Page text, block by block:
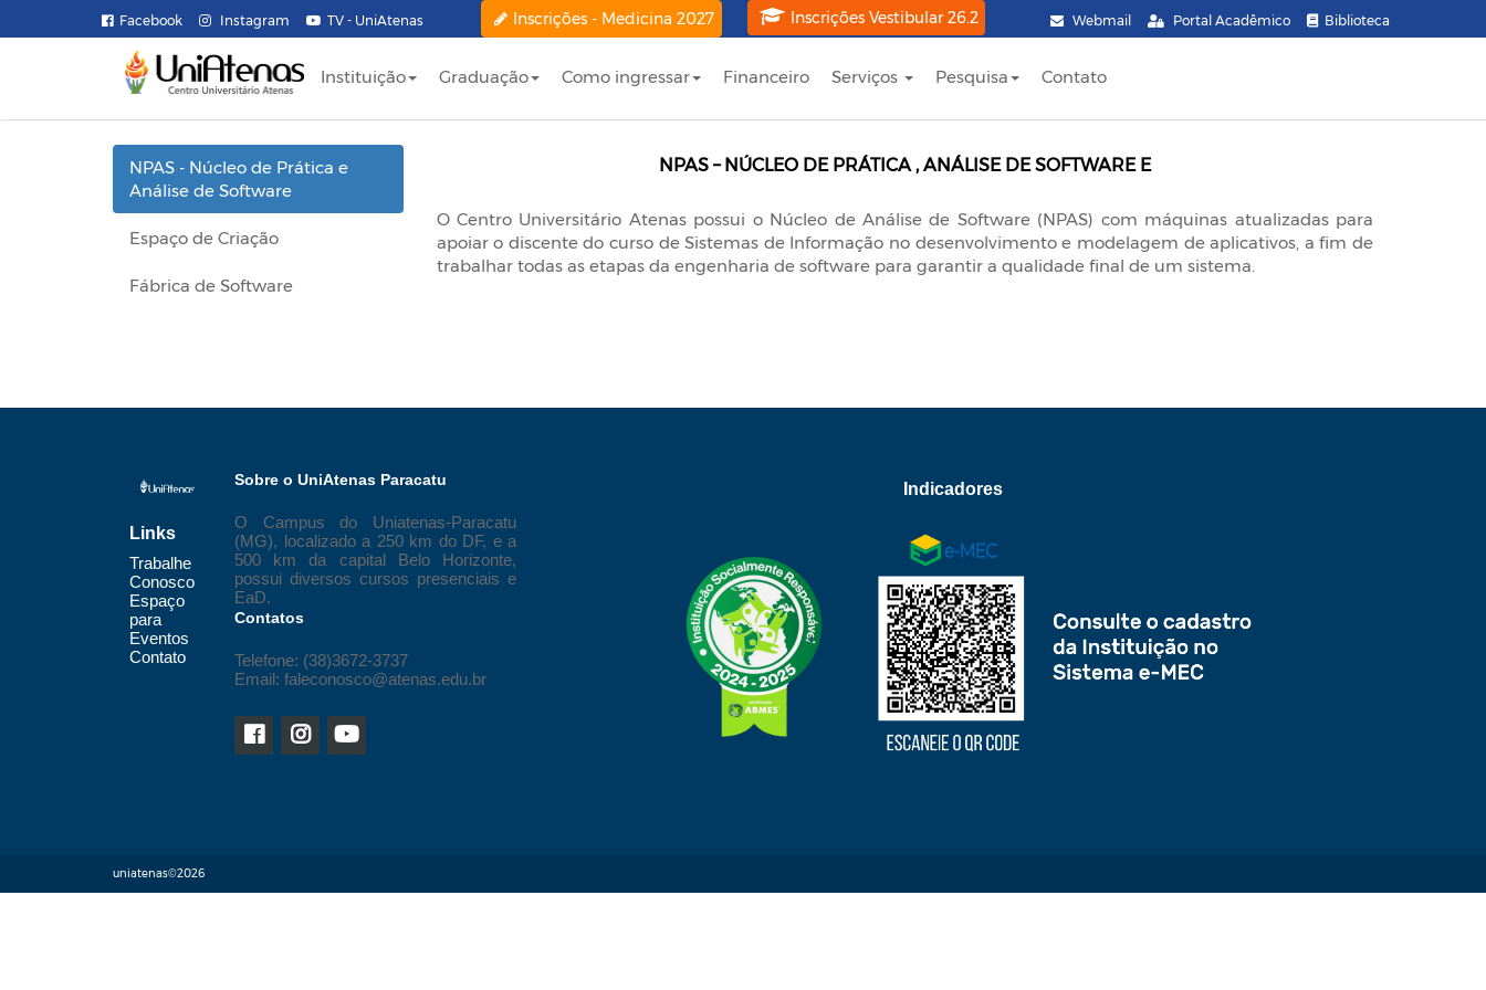
Facebook Instagram TV - UniAtenas Inscrições - Medicina 2027 Inscrições Vestibular 26.2 Webmail Portal Acadêmico Biblioteca
Instituição Graduação Como ingressar Financeiro Serviços Pesquisa Contato
NPAS - Núcleo de Prática e
Análise de Software
Espaço de Criação
Fábrica de Software
NPAS – NÚCLEO DE PRÁTICA , ANÁLISE DE SOFTWARE E
O Centro Universitário Atenas possui o Núcleo de Análise de Software (NPAS) com máquinas atualizadas para
apoiar o discente do curso de Sistemas de Informação no desenvolvimento e modelagem de aplicativos, a fim de
trabalhar todas as etapas da engenharia de software para garantir a qualidade final de um sistema.
Links
Trabalhe
Conosco
Espaço
para
Eventos
Contato
Sobre o UniAtenas Paracatu
O Campus do Uniatenas-Paracatu
(MG), localizado a 250 km do DF, e a
500 km da capital Belo Horizonte,
possui diversos cursos presenciais e
EaD.
Contatos
Telefone: (38)3672-3737
Email: faleconosco@atenas.edu.br
Indicadores
uniatenas©2026